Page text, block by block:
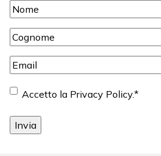
Nome*
Cognome*
Email*
Consenso*
Accetto la Privacy Policy.*